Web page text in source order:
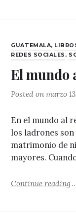
CATEGORIES
GUATEMALA,
REDES SOCIALES ,
El mundo
Posted onmarzo
En el mundo al
los ladrones
matrimonio de
mayores.
Continue reading